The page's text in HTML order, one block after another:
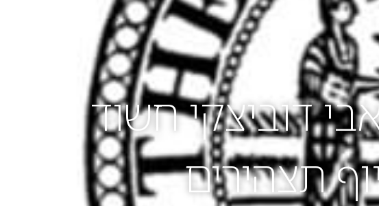
03-
3760511
דוביצקי חשוד
תצהירים